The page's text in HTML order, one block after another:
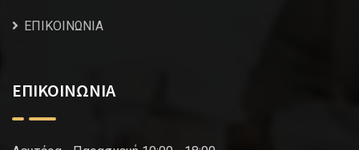
ΕΠΙΚΟΙΝΩΝΙΑ
ΕΠΙΚΟΙΝΩΝΙΑ